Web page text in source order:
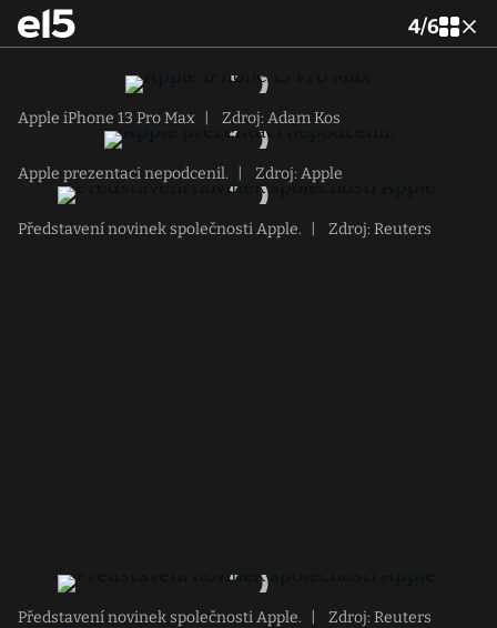
4/6
Apple iPhone 13 Pro Max Zdroj: Adam Kos
Apple prezentaci nepodcenil. Zdroj: Apple
Představení novinek společnosti Apple. Zdroj: Reuters
Představení novinek společnosti Apple. Zdroj: Reuters